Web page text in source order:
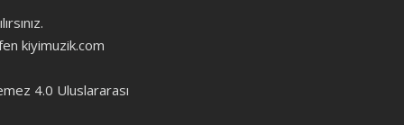
kiyimuzik.com
4.0 Uluslararası